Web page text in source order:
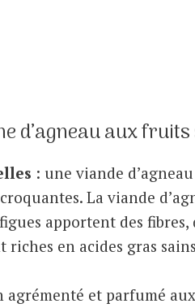
d’agneau aux fruits
: une viande
La viande
apportent des fibres,
en acides gras
agrémenté et parfumé